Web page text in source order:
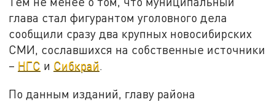
глава стал фигурантом уголовного дела
сообщили сразу два крупных новосибирских
СМИ, сославшихся на собственные источники
– НГС и Сибкрай.
По данным изданий, главу района